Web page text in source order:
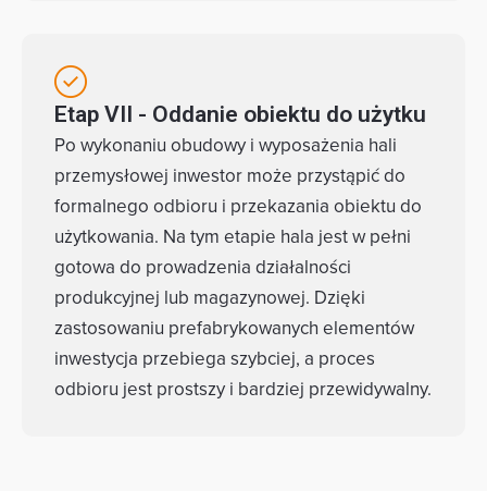
Etap VII - Oddanie obiektu do użytku
Po wykonaniu obudowy i wyposażenia hali
przemysłowej inwestor może przystąpić do
formalnego odbioru i przekazania obiektu do
użytkowania. Na tym etapie hala jest w pełni
gotowa do prowadzenia działalności
produkcyjnej lub magazynowej. Dzięki
zastosowaniu prefabrykowanych elementów
inwestycja przebiega szybciej, a proces
odbioru jest prostszy i bardziej przewidywalny.